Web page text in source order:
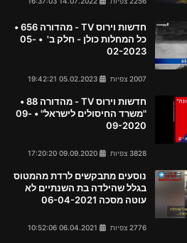
חדשות וירוס TV - מהדורה 656 •
כל המחלות כולן - חלק ב' • 05-
02-2023
2007 צפיות
חדשות וירוס TV - מהדורה 88 •
"משרד החיסולים לישראל" • 09-
09-2020
3828 צפיות
נוסעים מתבקשים לרדת מהמטוס
בגלל שהילדה בת השנתיים לא
עוטה מסכה 06-04-2021
2776 צפיות